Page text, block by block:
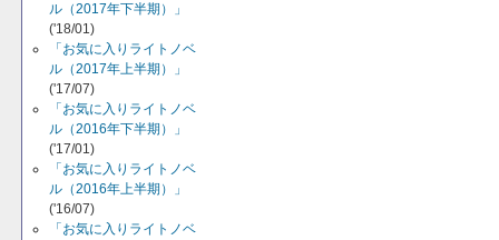
ル（2017年下半期）」
('18/01)
「お気に入りライトノベ
ル（2017年上半期）」
('17/07)
「お気に入りライトノベ
ル（2016年下半期）」
('17/01)
「お気に入りライトノベ
ル（2016年上半期）」
('16/07)
「お気に入りライトノベ